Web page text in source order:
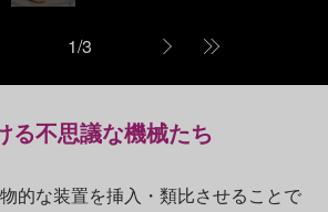
1/3
る不思議な機械たち
的な装置を挿入・類比させることで